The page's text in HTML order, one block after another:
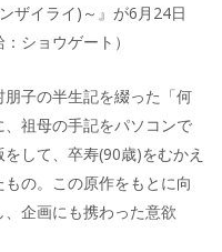
ザイライ)～』が6月24日
ショウゲート）
子の半生記を綴った「何
祖母の手記をパソコンで
して、卒寿(90歳)をむかえ
の。この原作をもとに向
企画にも携わった意欲